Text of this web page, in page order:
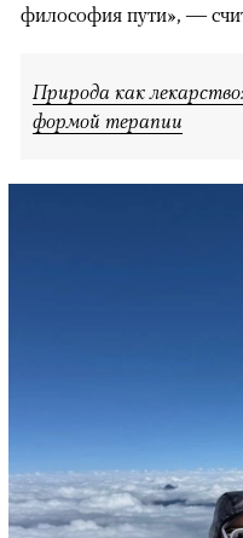
философия пути», —
Природа как
формой терапии